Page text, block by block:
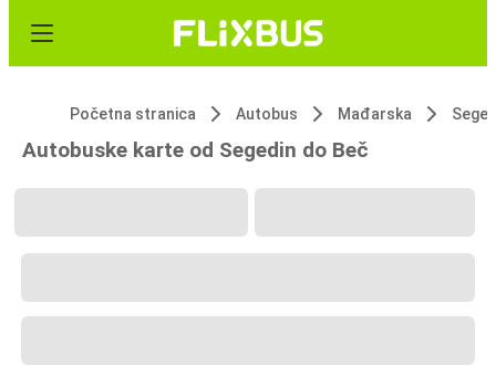
Početna stranica Autobus Mađarska
Autobuske karte od Segedin do Beč